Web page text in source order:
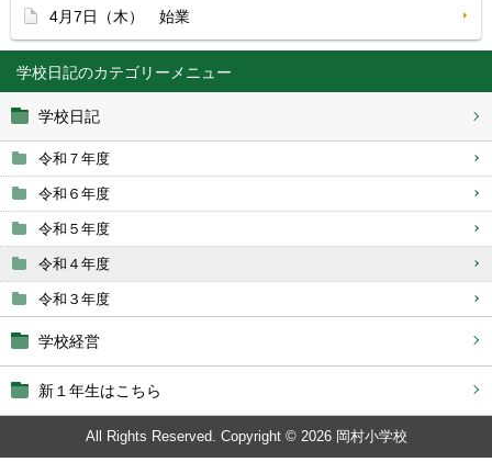
学校日記
学校日記
令和７年度
令和６年度
令和５年度
令和４年度
令和３年度
学校経営
新１年生はこちら
4月7日（木） 始業
All Rights Reserved. Copyright © 2026 岡村小学校